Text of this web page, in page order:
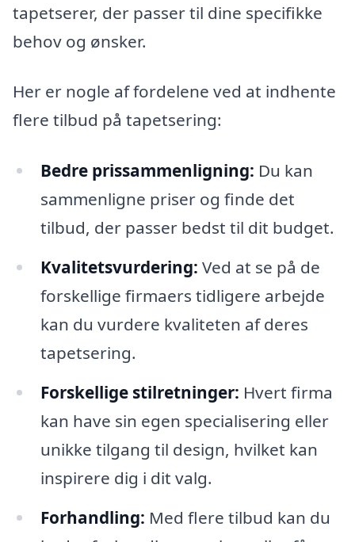
tapetserer, der passer til dine specifikke
behov og ønsker.
Her er nogle af fordelene ved at indhente
flere tilbud på tapetsering:
Bedre prissammenligning: Du kan
sammenligne priser og finde det
tilbud, der passer bedst til dit budget.
Kvalitetsvurdering: Ved at se på de
forskellige firmaers tidligere arbejde
kan du vurdere kvaliteten af deres
tapetsering.
Forskellige stilretninger: Hvert firma
kan have sin egen specialisering eller
unikke tilgang til design, hvilket kan
inspirere dig i dit valg.
Forhandling: Med flere tilbud kan du